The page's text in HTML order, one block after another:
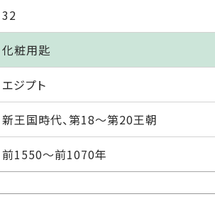
32
化粧用匙
エジプト
新王国時代、第18～第20王朝
前1550～前1070年